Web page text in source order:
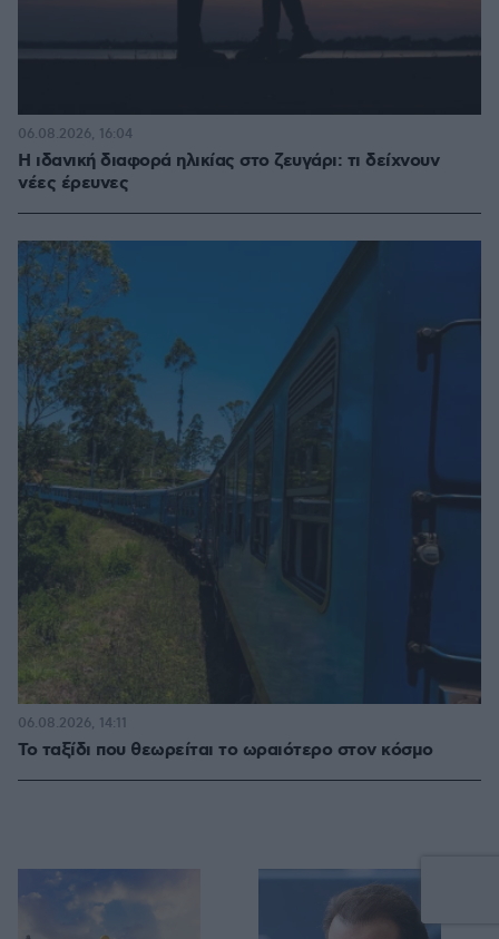
Η ιδανική διαφορά ηλικίας στο ζευγάρι: τι δείχνουν
νέες έρευνες
06.08.2026, 16:04
Το ταξίδι που θεωρείται το ωραιότερο στον κόσμο
06.08.2026, 14:11